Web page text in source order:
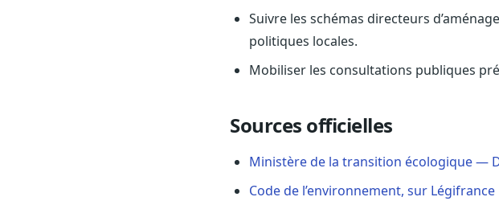
Suivre les schémas directeurs
politiques locales.
Mobiliser les consultations publiques
Sources officielles
Ministère de la transition écologique —
Code de l’environnement, sur Légifrance